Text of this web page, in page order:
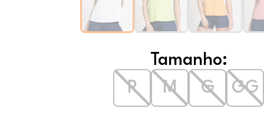
Tamanho:
P
M G GG